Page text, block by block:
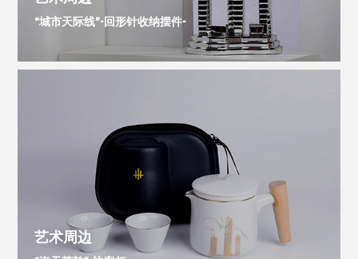
“城市天际线”-回形针收纳摆件-
艺术周边